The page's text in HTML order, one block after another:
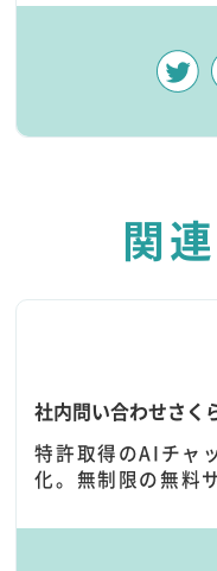
関
社内問い合わせさく
特許取得のAIチャ
化。無制限の無料